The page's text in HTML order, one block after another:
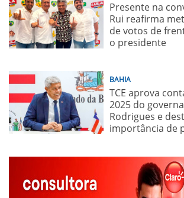
Presente na
Rui reafirma
de votos de
o presidente
BAHIA
TCE aprova
2025 do
Rodrigues e
importância de